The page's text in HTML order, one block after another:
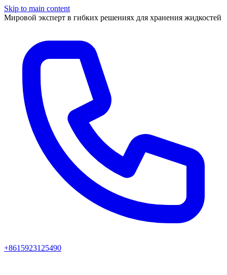
Skip to main content
Мировой эксперт в гибких решениях для хранения жидкостей
+8615923125490